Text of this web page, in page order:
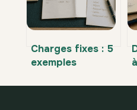
Charges fixes : 5
exemples
du seuil de